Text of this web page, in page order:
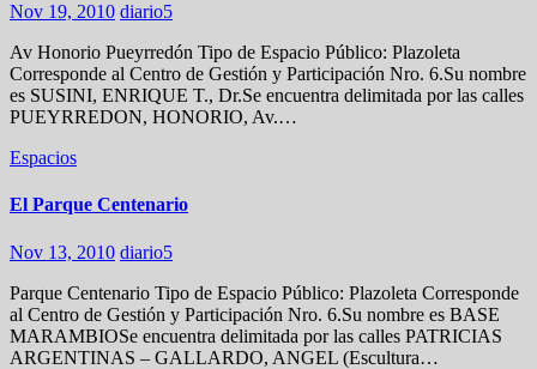
Nov 19, 2010 diario5
Av Honorio Pueyrredón Tipo de Espacio Público: Plazoleta
Corresponde al Centro de Gestión y Participación Nro. 6.Su nombre
es SUSINI, ENRIQUE T., Dr.Se encuentra delimitada por las calles
PUEYRREDON, HONORIO, Av.…
Espacios
El Parque Centenario
Nov 13, 2010 diario5
Parque Centenario Tipo de Espacio Público: Plazoleta Corresponde
al Centro de Gestión y Participación Nro. 6.Su nombre es BASE
MARAMBIOSe encuentra delimitada por las calles PATRICIAS
ARGENTINAS – GALLARDO, ANGEL (Escultura…